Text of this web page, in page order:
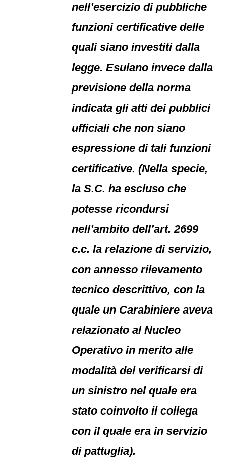
nell’esercizio di pubbliche
funzioni certificative delle
quali siano investiti dalla
legge. Esulano invece dalla
previsione della norma
indicata gli atti dei pubblici
ufficiali che non siano
espressione di tali funzioni
certificative. (Nella specie,
la S.C. ha escluso che
potesse ricondursi
nell’ambito dell’art. 2699
c.c. la relazione di servizio,
con annesso rilevamento
tecnico descrittivo, con la
quale un Carabiniere aveva
relazionato al Nucleo
Operativo in merito alle
modalità del verificarsi di
un sinistro nel quale era
stato coinvolto il collega
con il quale era in servizio
di pattuglia).